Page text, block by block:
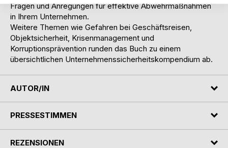
Fragen und Anregungen für effektive Abwehrmaßnahmen
in Ihrem Unternehmen.
Weitere Themen wie Gefahren bei Geschäftsreisen,
Objektsicherheit, Krisenmanagement und
Korruptionsprävention runden das Buch zu einem
übersichtlichen Unternehmenssicherheitskompendium ab.
AUTOR/IN
PRESSESTIMMEN
REZENSIONEN